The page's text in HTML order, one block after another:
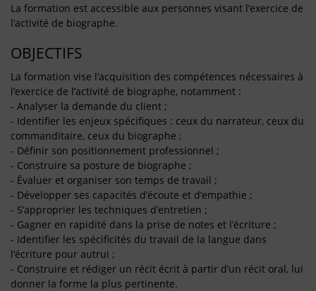
La formation est accessible aux personnes visant l’exercice de
l’activité de biographe.
OBJECTIFS
La formation vise l’acquisition des compétences nécessaires à
l’exercice de l’activité de biographe, notamment :
- Analyser la demande du client ;
- Identifier les enjeux spécifiques : ceux du narrateur, ceux du
commanditaire, ceux du biographe ;
- Définir son positionnement professionnel ;
- Construire sa posture de biographe ;
- Évaluer et organiser son temps de travail ;
- Développer ses capacités d’écoute et d’empathie ;
- S’approprier les techniques d’entretien ;
- Gagner en rapidité dans la prise de notes et l’écriture ;
- Identifier les spécificités du travail de la langue dans
l’écriture pour autrui ;
- Construire et rédiger un récit écrit à partir d’un récit oral, lui
donner la forme la plus pertinente.